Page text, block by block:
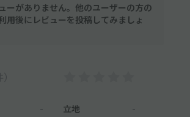
ーがありません。他のユーザーの方の
用後にレビューを投稿してみましょ
立地